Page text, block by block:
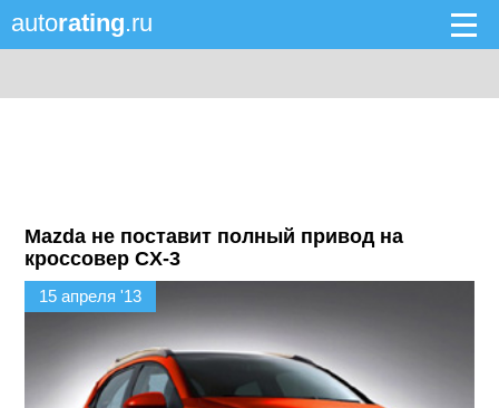
autorating.ru
Mazda не поставит полный привод на
кроссовер CX-3
15 апреля '13